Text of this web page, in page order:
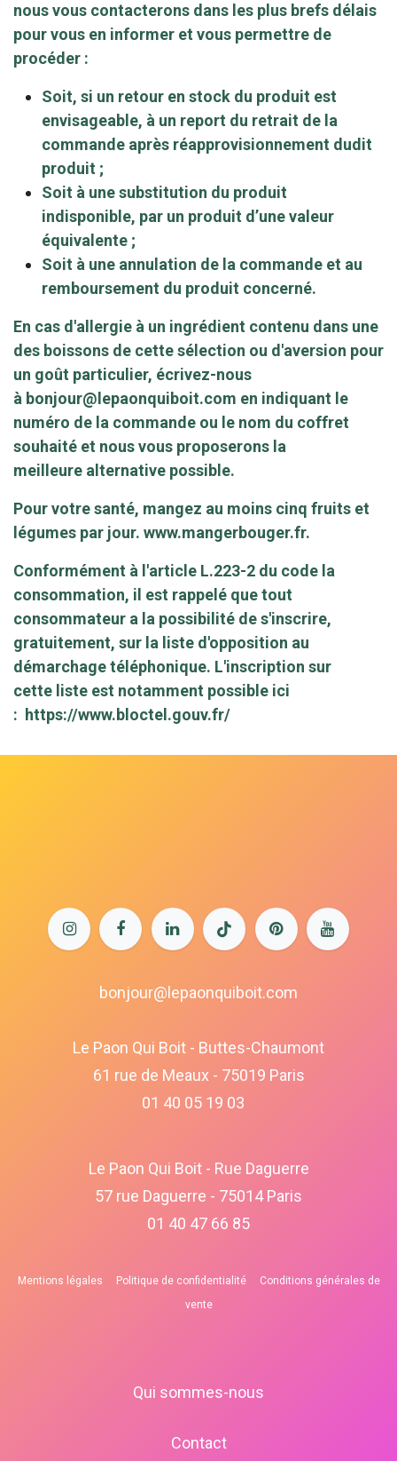
nous vous contacterons dans les plus brefs délais
pour vous en informer et vous permettre de
procéder :
Soit, si un retour en stock du produit est
envisageable, à un report du retrait de la
commande après réapprovisionnement dudit
produit ;
Soit à une substitution du produit
indisponible, par un produit d’une valeur
équivalente ;
Soit à une annulation de la commande et au
remboursement du produit concerné.
En cas d'allergie à un ingrédient contenu dans une
des boissons de cette sélection ou d'aversion pour
un goût particulier, écrivez-nous
à bonjour@lepaonquiboit.com en indiquant le
numéro de la commande ou le nom du coffret
souhaité et nous vous proposerons la
meilleure alternative possible.
Pour votre santé, mangez au moins cinq fruits et
légumes par jour. www.mangerbouger.fr.
Conformément à l'article L.223-2 du code la
consommation, il est rappelé que tout
consommateur a la possibilité de s'inscrire,
gratuitement, sur la liste d'opposition au
démarchage téléphonique. L'inscription sur
cette liste est notamment possible ici
: https://www.bloctel.gouv.fr/
bonjour@lepaonquiboit.com
Le Paon Qui Boit - Buttes-Chaumont
61 rue de Meaux - 75019 Paris
01 40 05 19 03
Le Paon Qui Boit - Rue Daguerre
57 rue Daguerre - 75014 Paris
01 40 47 66 85
Mentions légales Politique de confidentialité
Conditions générales de
vente
Qui sommes-nous
Contact